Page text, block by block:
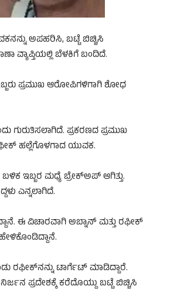
ಅಪಹರಿಸಿ, ಬಟ್ಟೆ ಬಿಚ್ಚಿಸಿ
ವ್ಯಾಪ್ತಿಯಲ್ಲಿ ಬೆಳಕಿಗೆ ಬಂದಿದೆ.
ಪ್ರಮುಖ ಆರೋಪಿಗಳಿಗಾಗಿ ಶೋಧ
ಪ್ರಕರಣದ ಪ್ರಮುಖ
ಹಲ್ಲೆಗೊಳಗಾದ ಯುವಕ.
ಇಬ್ಬರ ಮಧ್ಯೆ ಬ್ರೇಕ್‌ಅಪ್ ಆಗಿತ್ತು.
ಎನ್ನಲಾಗಿದೆ.
ಈ ವಿಚಾರವಾಗಿ ಅಬ್ನಾನ್ ಮತ್ತು ರಫೀಕ್
ರಫೀಕ್‌ನನ್ನು ಟಾರ್ಗೆಟ್ ಮಾಡಿದ್ದಾರೆ.
ಪ್ರದೇಶಕ್ಕೆ ಕರೆದೊಯ್ದು ಬಟ್ಟೆ ಬಿಚ್ಚಿಸಿ